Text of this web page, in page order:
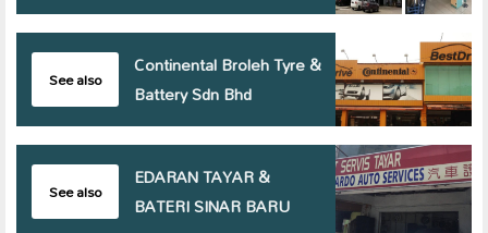
See also
Continental Broleh Tyre &
Battery Sdn Bhd
See also
EDARAN TAYAR &
BATERI SINAR BARU